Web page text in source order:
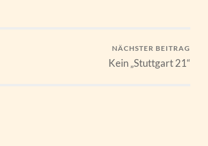
NÄCHSTER BEITRAG
Kein „Stuttgart 21“